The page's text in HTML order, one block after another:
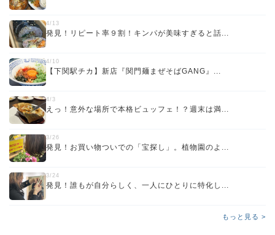
4/13
発見！リピート率９割！キンパが美味すぎると話...
4/10
【下関駅チカ】新店『関門麺まぜそばGANG』...
4/3
えっ！意外な場所で本格ビュッフェ！？週末は満...
3/26
発見！お買い物ついでの「宝探し」。植物園のよ...
3/24
発見！誰もが自分らしく、一人にひとりに特化し...
もっと見る >